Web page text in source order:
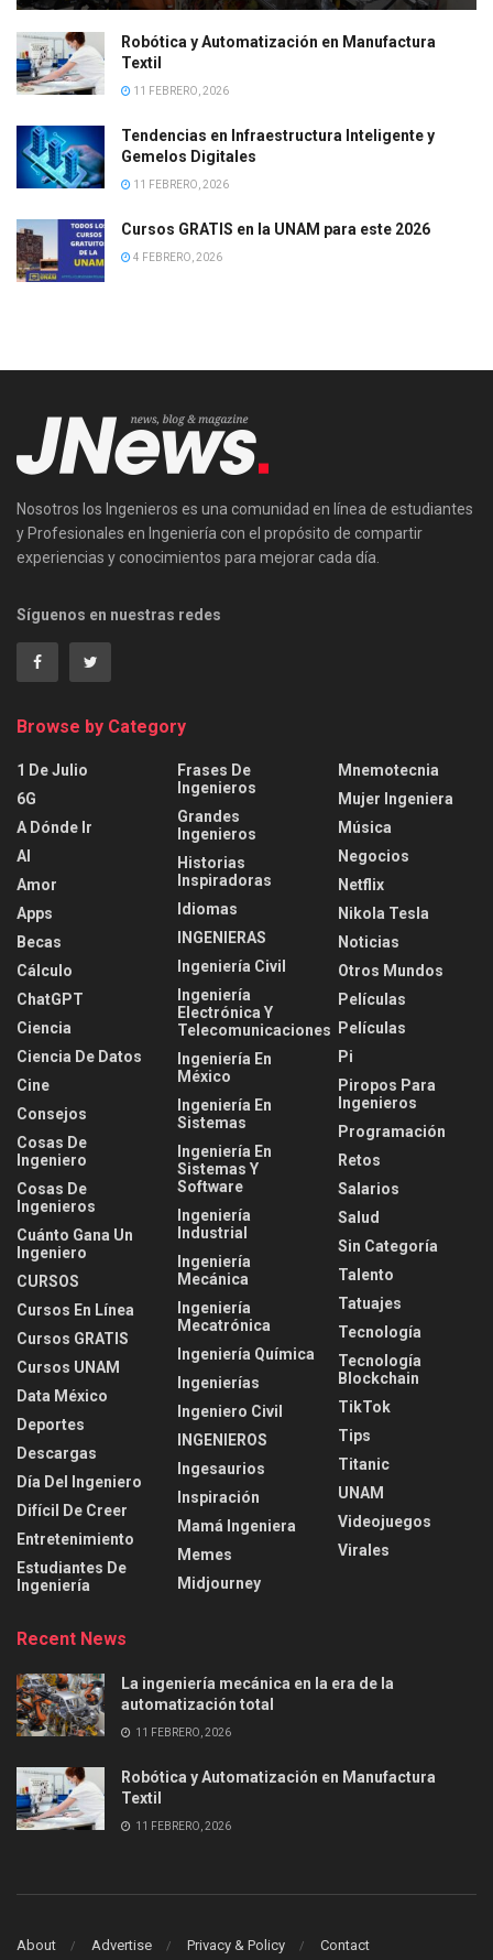
Robótica y Automatización en Manufactura
Textil
11 FEBRERO, 2026
Tendencias en Infraestructura Inteligente y
Gemelos Digitales
11 FEBRERO, 2026
Cursos GRATIS en la UNAM para este 2026
4 FEBRERO, 2026
Nosotros los Ingenieros es una comunidad en línea de estudiantes
y Profesionales en Ingeniería con el propósito de compartir
experiencias y conocimientos para mejorar cada día.
Síguenos en nuestras redes
Browse by Category
1 De Julio
6G
A Dónde Ir
AI
Amor
Apps
Becas
Cálculo
ChatGPT
Ciencia
Ciencia De Datos
Cine
Consejos
Cosas De
Ingeniero
Cosas De
Ingenieros
Cuánto Gana Un
Ingeniero
CURSOS
Cursos En Línea
Cursos GRATIS
Cursos UNAM
Data México
Deportes
Descargas
Día Del Ingeniero
Difícil De Creer
Entretenimiento
Estudiantes De
Ingeniería
Frases De
Ingenieros
Grandes
Ingenieros
Historias
Inspiradoras
Idiomas
INGENIERAS
Ingeniería Civil
Ingeniería
Electrónica Y
Telecomunicaciones
Ingeniería En
México
Ingeniería En
Sistemas
Ingeniería En
Sistemas Y
Software
Ingeniería
Industrial
Ingeniería
Mecánica
Ingeniería
Mecatrónica
Ingeniería Química
Ingenierías
Ingeniero Civil
INGENIEROS
Ingesaurios
Inspiración
Mamá Ingeniera
Memes
Midjourney
Mnemotecnia
Mujer Ingeniera
Música
Negocios
Netflix
Nikola Tesla
Noticias
Otros Mundos
Películas
Películas
Pi
Piropos Para
Ingenieros
Programación
Retos
Salarios
Salud
Sin Categoría
Talento
Tatuajes
Tecnología
Tecnología
Blockchain
TikTok
Tips
Titanic
UNAM
Videojuegos
Virales
Recent News
La ingeniería mecánica en la era de la
automatización total
11 FEBRERO, 2026
Robótica y Automatización en Manufactura
Textil
11 FEBRERO, 2026
About Advertise Privacy & Policy Contact